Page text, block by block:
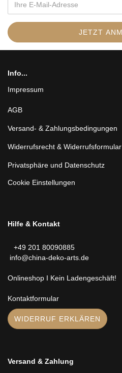
Info...
Impressum
AGB
Versand- & Zahlungsbedingungen
Widerrufsrecht & Widerrufsformular
Privatsphäre und Datenschutz
Cookie Einstellungen
Hilfe & Kontakt
+49 201 80090885
info@china-deko-arts.de
Onlineshop I Kein Ladengeschäft!
Kontaktformular
WIDERRUF ERKLÄREN
Versand & Zahlung